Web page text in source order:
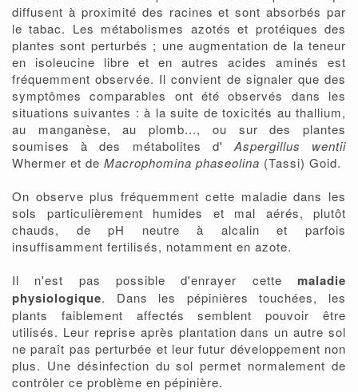
diffusent à proximité des racines et sont absorbés par
le tabac. Les métabolismes azotés et protéiques des
plantes sont perturbés ; une augmentation de la teneur
en isoleucine libre et en autres acides aminés est
fréquemment observée. Il convient de signaler que des
symptômes comparables ont été observés dans les
situations suivantes : à la suite de toxicités au thallium,
au manganèse, au plomb..., ou sur des plantes
soumises à des métabolites d'Aspergillus wentii
Whermer et de Macrophomina phaseolina (Tassi) Goid.
On observe plus fréquemment cette maladie dans les
sols particulièrement humides et mal aérés, plutôt
chauds, de pH neutre à alcalin et parfois
insuffisamment fertilisés, notamment en azote.
Il n'est pas possible d'enrayer cette maladie
physiologique. Dans les pépinières touchées, les
plants faiblement affectés semblent pouvoir être
utilisés. Leur reprise après plantation dans un autre sol
ne paraît pas perturbée et leur futur développement non
plus. Une désinfection du sol permet normalement de
contrôler ce problème en pépinière.